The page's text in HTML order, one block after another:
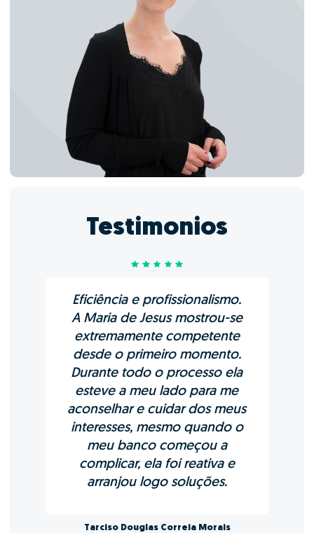
Testimonios
Eficiência e profissionalismo.
A Maria de Jesus mostrou-se
extremamente competente
desde o primeiro momento.
Durante todo o processo ela
esteve a meu lado para me
aconselhar e cuidar dos meus
interesses, mesmo quando o
meu banco começou a
complicar, ela foi reativa e
arranjou logo soluções.
Tarciso Douglas Correia Morais